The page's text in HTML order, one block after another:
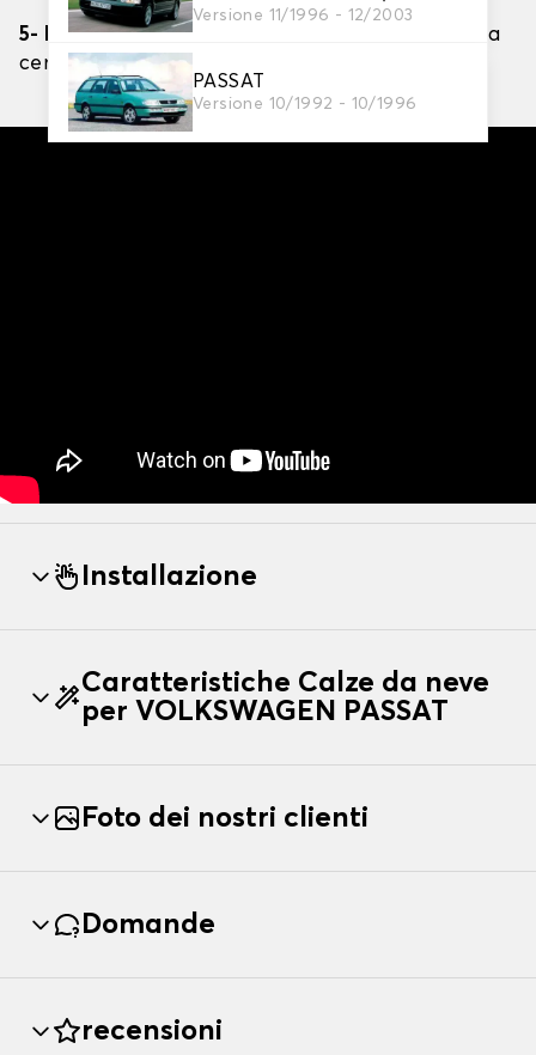
Versione 11/1996 - 12/2003
PASSAT
Versione 10/1992 - 10/1996
5- Regola e controlla
: Assicurati che la calza sia
centrata e che non ci siano pieghe.
Installazione
Caratteristiche Calze da neve
per VOLKSWAGEN PASSAT
Foto dei nostri clienti
Domande
recensioni